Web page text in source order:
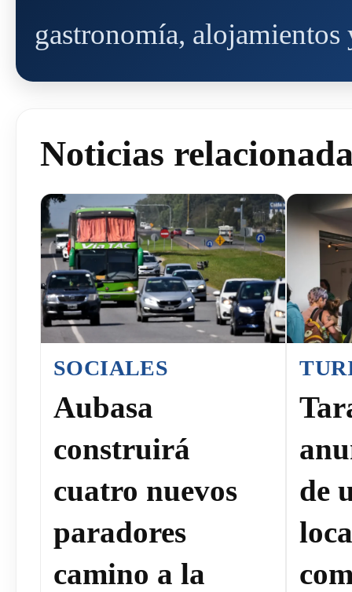
gastronomía,
Noticias
SOCIALES
Aubasa
construirá
cuatro nuevos
paradores
camino a la
de